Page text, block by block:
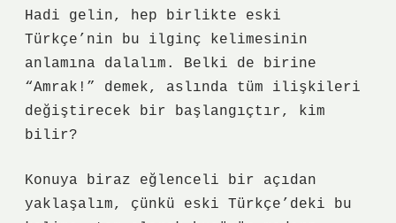
Hadi gelin, hep birlikte eski
Türkçe’nin bu ilginç kelimesinin
anlamına dalalım. Belki de birine
“Amrak!” demek, aslında tüm ilişkileri
değiştirecek bir başlangıçtır, kim
bilir?
Konuya biraz eğlenceli bir açıdan
yaklaşalım, çünkü eski Türkçe’deki bu